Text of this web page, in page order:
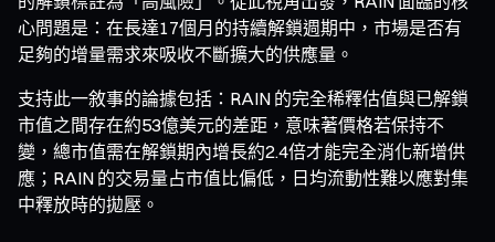
心問題是：在長達17個月的持續解鎖週期中，市場是否有
足夠的增量需求來吸收不斷擴大的供應量。
支持此一敘事的論據包括：RAIN 的完全稀釋估值與已解鎖
市值之間存在約53億美元的差距，意味著價格若保持不
變，總市值需在解鎖期內增長約2.4倍才能完全消化新增供
應；RAIN 的交易量占市值比偏低，日均流動性難以應對集
中釋放時的拋壓。